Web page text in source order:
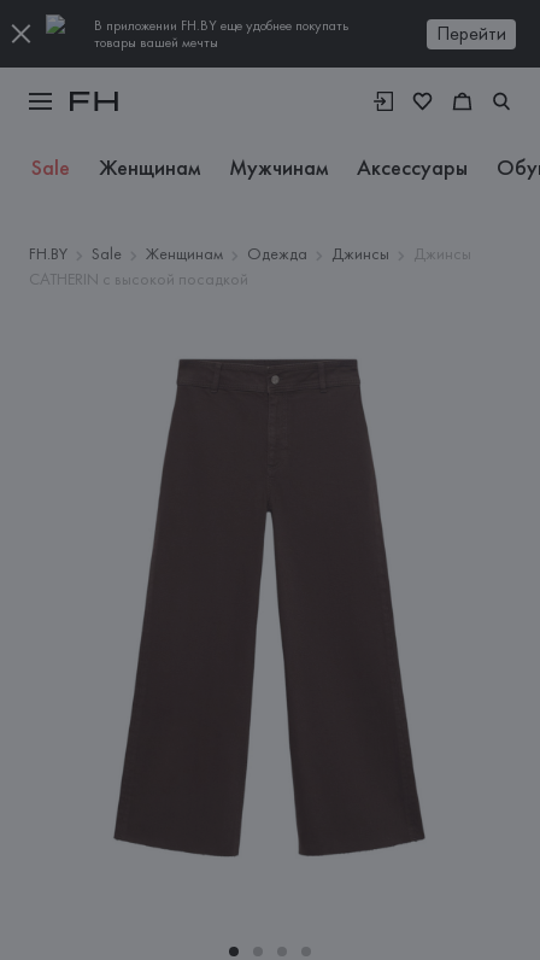
В приложении FH.BY еще удобнее покупать
товары вашей мечты
Перейти
Sale Женщинам Мужчинам Аксессуары
FH.BY Sale Женщинам Одежда Джинсы
Джинсы
CATHERIN с высокой посадкой